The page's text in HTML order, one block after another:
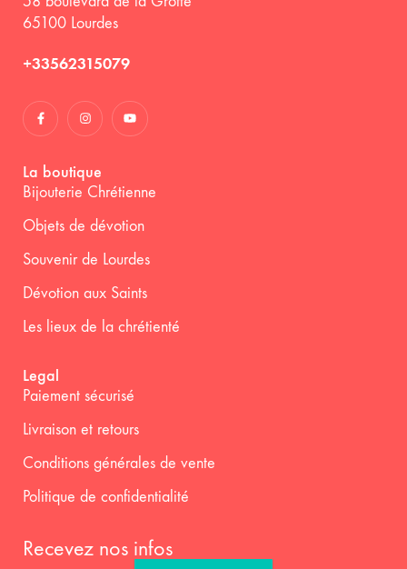
65100 Lourdes
+33562315079
La boutique
Bijouterie Chrétienne
Objets de dévotion
Souvenir de Lourdes
Dévotion aux Saints
Les lieux de la chrétienté
Legal
Paiement sécurisé
Livraison et retours
Conditions générales de vente
Politique de confidentialité
Recevez nos infos